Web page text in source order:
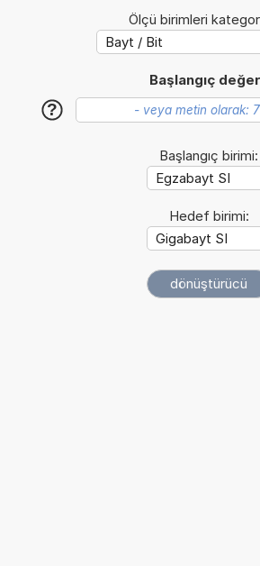
Ölçü birimleri
Başlangıç
?
Başlangıç birimi:
Hedef birimi: